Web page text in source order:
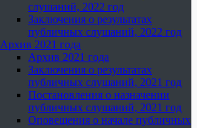
слушаний, 2022 год
Заключения о результатах
публичных слушаний, 2022 год
Архив 2021 года
Архив 2021 года
Заключения о результатах
публичных слушаний, 2021 год
Постановления о назначении
публичных слушаний, 2021 год
Оповещения о начале публичных